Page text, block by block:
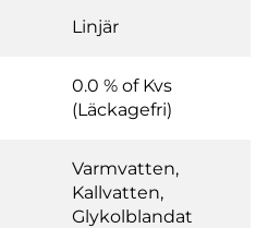
Linjär
0.0 % of Kvs
(Läckagefri)
Varmvatten,
Kallvatten,
Glykolblandat